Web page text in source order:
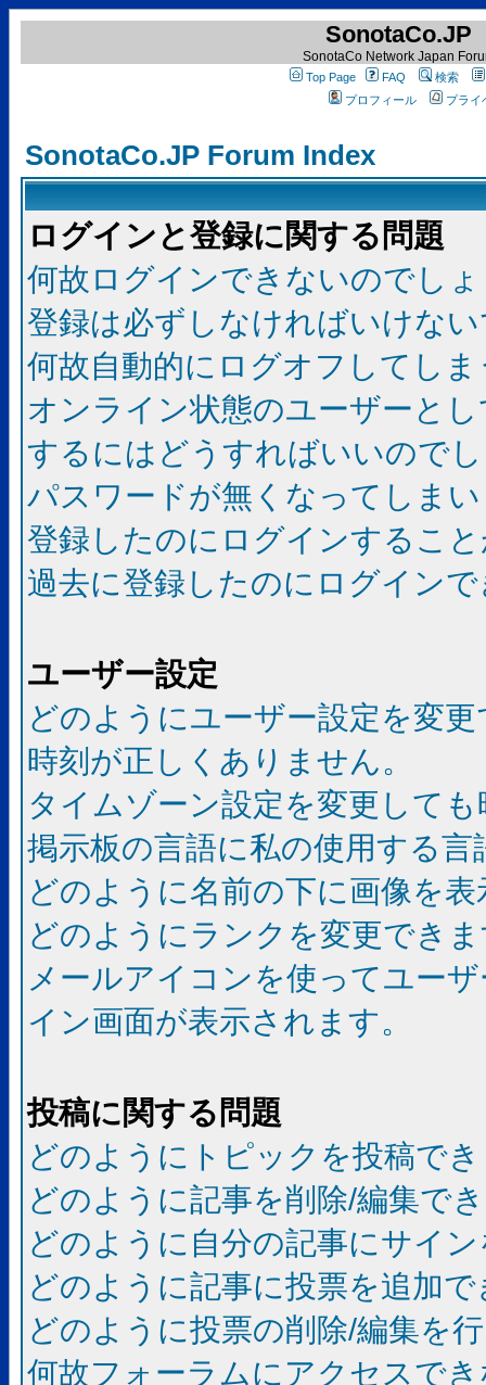
SonotaCo.JP
SonotaCo Network Japan
Top Page FAQ
検索
プロフィール
プライ
SonotaCo.JP Forum Index
ログインと登録に関する問題
何故ログインできないのでし
登録は必ずしなければいけな
何故自動的にログオフしてし
オンライン状態のユーザーと
するにはどうすればいいので
パスワードが無くなってしま
登録したのにログインするこ
過去に登録したのにログイン
ユーザー設定
どのようにユーザー設定を変
時刻が正しくありません。
タイムゾーン設定を変更して
掲示板の言語に私の使用する
どのように名前の下に画像を
どのようにランクを変更でき
メールアイコンを使ってユー
イン画面が表示されます。
投稿に関する問題
どのようにトピックを投稿で
どのように記事を削除/編集で
どのように自分の記事にサイ
どのように記事に投票を追加
どのように投票の削除/編集を
何故フォーラムにアクセスで